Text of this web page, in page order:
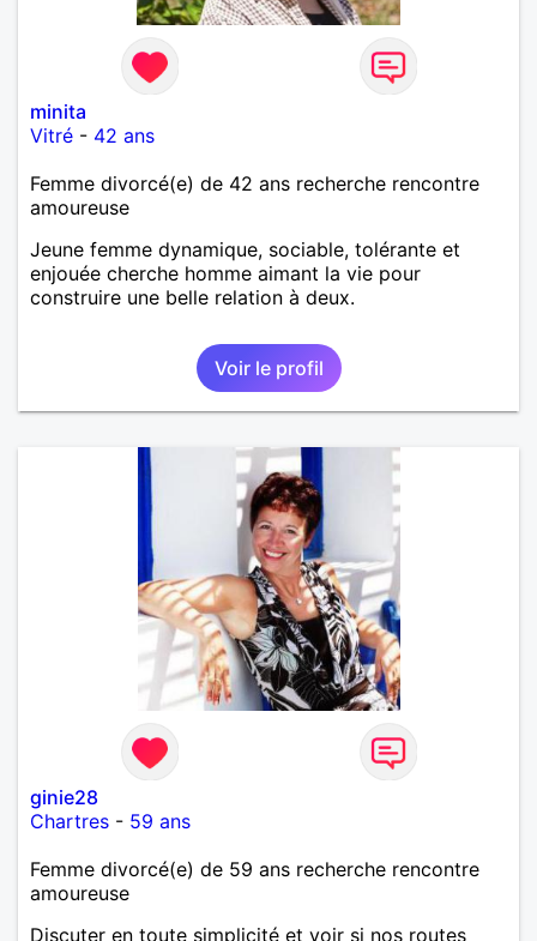
minita
Vitré - 42 ans
Femme divorcé(e) de 42 ans recherche rencontre
amoureuse
Jeune femme dynamique, sociable, tolérante et
enjouée cherche homme aimant la vie pour
construire une belle relation à deux.
Voir le profil
ginie28
Chartres - 59 ans
Femme divorcé(e) de 59 ans recherche rencontre
amoureuse
Discuter en toute simplicité et voir si nos routes